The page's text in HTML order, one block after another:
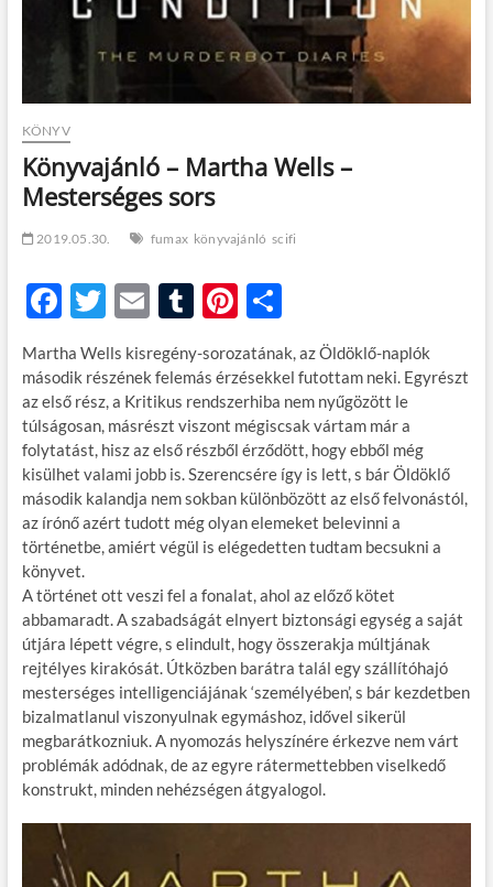
KÖNYV
Könyvajánló – Martha Wells –
Mesterséges sors
2019.05.30. fumax könyvajánló scifi
F
e
b
o
o
k
T
itt
er
E
ail
T
m
bl
r
Pi
er
es
t
O
za
m
e
g
Martha Wells kisregény-sorozatának, az Öldöklő-naplók
második részének felemás érzésekkel futottam neki. Egyrészt
az első rész, a Kritikus rendszerhiba nem nyűgözött le
túlságosan, másrészt viszont mégiscsak vártam már a
folytatást, hisz az első részből érződött, hogy ebből még
kisülhet valami jobb is. Szerencsére így is lett, s bár Öldöklő
második kalandja nem sokban különbözött az első felvonástól,
az írónő azért tudott még olyan elemeket belevinni a
történetbe, amiért végül is elégedetten tudtam becsukni a
könyvet.
A történet ott veszi fel a fonalat, ahol az előző kötet
abbamaradt. A szabadságát elnyert biztonsági egység a saját
útjára lépett végre, s elindult, hogy összerakja múltjának
rejtélyes kirakósát. Útközben barátra talál egy szállítóhajó
mesterséges intelligenciájának ‘személyében’, s bár kezdetben
bizalmatlanul viszonyulnak egymáshoz, idővel sikerül
megbarátkozniuk. A nyomozás helyszínére érkezve nem várt
problémák adódnak, de az egyre rátermettebben viselkedő
konstrukt, minden nehézségen átgyalogol.